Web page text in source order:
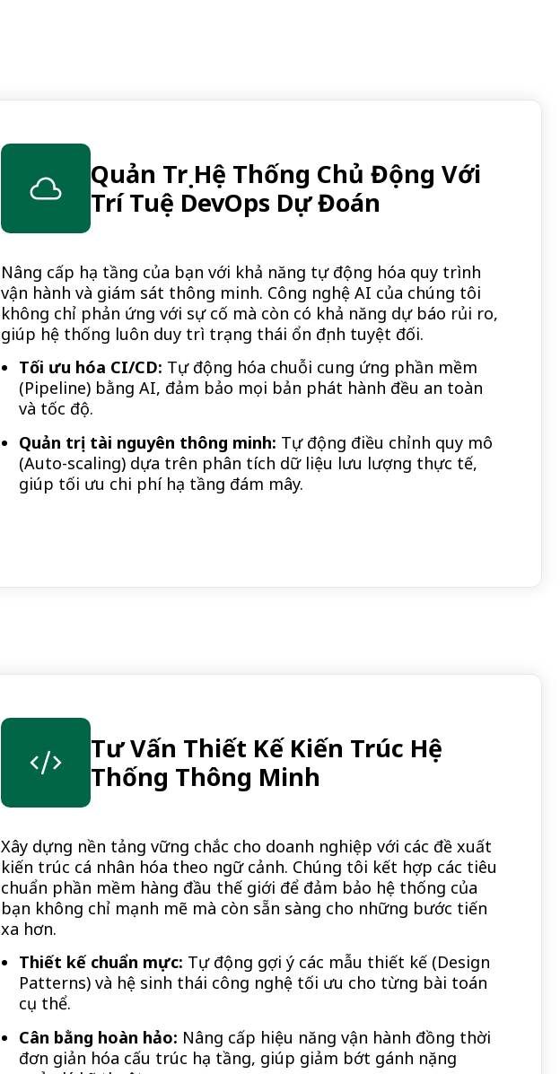
Quản Trị Hệ Thống Chủ Động Với
Trí Tuệ DevOps Dự Đoán
Nâng cấp hạ tầng của bạn với khả năng tự động hóa quy trình
vận hành và giám sát thông minh. Công nghệ AI của chúng tôi
không chỉ phản ứng với sự cố mà còn có khả năng dự báo rủi ro,
giúp hệ thống luôn duy trì trạng thái ổn định tuyệt đối.
Tối ưu hóa CI/CD: Tự động hóa chuỗi cung ứng phần mềm
(Pipeline) bằng AI, đảm bảo mọi bản phát hành đều an toàn
và tốc độ.
Quản trị tài nguyên thông minh: Tự động điều chỉnh quy mô
(Auto-scaling) dựa trên phân tích dữ liệu lưu lượng thực tế,
giúp tối ưu chi phí hạ tầng đám mây.
Tư Vấn Thiết Kế Kiến Trúc Hệ
Thống Thông Minh
Xây dựng nền tảng vững chắc cho doanh nghiệp với các đề xuất
kiến trúc cá nhân hóa theo ngữ cảnh. Chúng tôi kết hợp các tiêu
chuẩn phần mềm hàng đầu thế giới để đảm bảo hệ thống của
bạn không chỉ mạnh mẽ mà còn sẵn sàng cho những bước tiến
xa hơn.
Thiết kế chuẩn mực: Tự động gợi ý các mẫu thiết kế (Design
Patterns) và hệ sinh thái công nghệ tối ưu cho từng bài toán
cụ thể.
Cân bằng hoàn hảo: Nâng cấp hiệu năng vận hành đồng thời
đơn giản hóa cấu trúc hạ tầng, giúp giảm bớt gánh nặng